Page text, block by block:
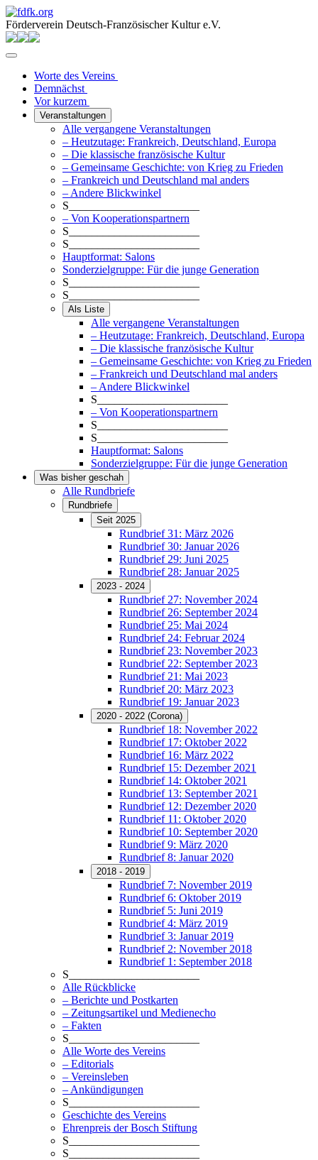
Förderverein Deutsch-Französischer Kultur e.V.
Worte des Vereins
Demnächst
Vor kurzem
Veranstaltungen
Alle vergangene Veranstaltungen
– Heutzutage: Frankreich, Deutschland, Europa
– Die klassische französische Kultur
– Gemeinsame Geschichte: von Krieg zu Frieden
– Frankreich und Deutschland mal anders
– Andere Blickwinkel
S_______________________
– Von Kooperationspartnern
S_______________________
S_______________________
Hauptformat: Salons
Sonderzielgruppe: Für die junge Generation
S_______________________
S_______________________
Als Liste
Alle vergangene Veranstaltungen
– Heutzutage: Frankreich, Deutschland, Europa
– Die klassische französische Kultur
– Gemeinsame Geschichte: von Krieg zu Frieden
– Frankreich und Deutschland mal anders
– Andere Blickwinkel
S_______________________
– Von Kooperationspartnern
S_______________________
S_______________________
Hauptformat: Salons
Sonderzielgruppe: Für die junge Generation
Was bisher geschah
Alle Rundbriefe
Rundbriefe
Seit 2025
Rundbrief 31: März 2026
Rundbrief 30: Januar 2026
Rundbrief 29: Juni 2025
Rundbrief 28: Januar 2025
2023 - 2024
Rundbrief 27: November 2024
Rundbrief 26: September 2024
Rundbrief 25: Mai 2024
Rundbrief 24: Februar 2024
Rundbrief 23: November 2023
Rundbrief 22: September 2023
Rundbrief 21: Mai 2023
Rundbrief 20: März 2023
Rundbrief 19: Januar 2023
2020 - 2022 (Corona)
Rundbrief 18: November 2022
Rundbrief 17: Oktober 2022
Rundbrief 16: März 2022
Rundbrief 15: Dezember 2021
Rundbrief 14: Oktober 2021
Rundbrief 13: September 2021
Rundbrief 12: Dezember 2020
Rundbrief 11: Oktober 2020
Rundbrief 10: September 2020
Rundbrief 9: März 2020
Rundbrief 8: Januar 2020
2018 - 2019
Rundbrief 7: November 2019
Rundbrief 6: Oktober 2019
Rundbrief 5: Juni 2019
Rundbrief 4: März 2019
Rundbrief 3: Januar 2019
Rundbrief 2: November 2018
Rundbrief 1: September 2018
S_______________________
Alle Rückblicke
– Berichte und Postkarten
– Zeitungsartikel und Medienecho
– Fakten
S_______________________
Alle Worte des Vereins
– Editorials
– Vereinsleben
– Ankündigungen
S_______________________
Geschichte des Vereins
Ehrenpreis der Bosch Stiftung
S_______________________
S_______________________